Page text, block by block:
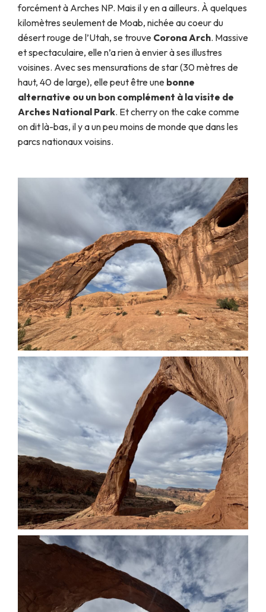
forcément à Arches NP. Mais il y en a ailleurs. À quelques
kilomètres seulement de Moab, nichée au coeur du
désert rouge de l’Utah, se trouve Corona Arch. Massive
et spectaculaire, elle n’a rien à envier à ses illustres
voisines. Avec ses mensurations de star (30 mètres de
haut, 40 de large), elle peut être une bonne
alternative ou un bon complément à la visite de
Arches National Park. Et cherry on the cake comme
on dit là-bas, il y a un peu moins de monde que dans les
parcs nationaux voisins.